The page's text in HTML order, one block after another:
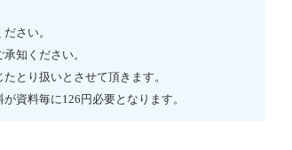
さい。
知ください。
とり扱いとさせて頂きます。
資料毎に126円必要となります。